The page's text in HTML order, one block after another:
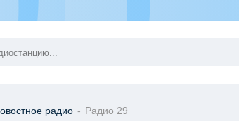
радио - Радио 29